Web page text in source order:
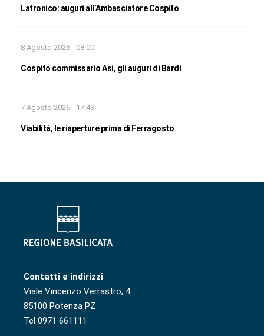
Latronico: auguri all’Ambasciatore Cospito
8 Agosto 2026 - 08:00
Cospito commissario Asi, gli auguri di Bardi
7 Agosto 2026 - 17:43
Viabilità, le riaperture prima di Ferragosto
Contatti e indirizzi
Viale Vincenzo Verrastro, 4
85100 Potenza PZ
Tel 0971 661111